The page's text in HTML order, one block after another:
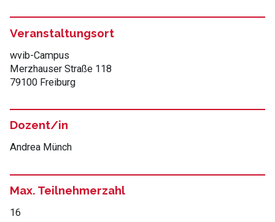
Veranstaltungsort
wvib-Campus
Merzhauser Straße 118
79100 Freiburg
Dozent/in
Andrea Münch
Max. Teilnehmerzahl
16